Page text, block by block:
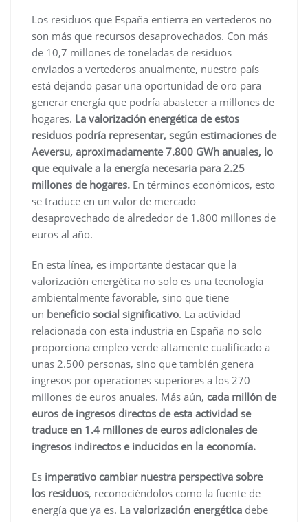
Los residuos que España entierra en vertederos no
son más que recursos desaprovechados. Con más
de 10,7 millones de toneladas de residuos
enviados a vertederos anualmente, nuestro país
está dejando pasar una oportunidad de oro para
generar energía que podría abastecer a millones de
hogares. La valorización energética de estos
residuos podría representar, según estimaciones de
Aeversu, aproximadamente 7.800 GWh anuales, lo
que equivale a la energía necesaria para 2.25
millones de hogares. En términos económicos, esto
se traduce en un valor de mercado
desaprovechado de alrededor de 1.800 millones de
euros al año.
En esta línea, es importante destacar que la
valorización energética no solo es una tecnología
ambientalmente favorable, sino que tiene
un beneficio social significativo. La actividad
relacionada con esta industria en España no solo
proporciona empleo verde altamente cualificado a
unas 2.500 personas, sino que también genera
ingresos por operaciones superiores a los 270
millones de euros anuales. Más aún, cada millón de
euros de ingresos directos de esta actividad se
traduce en 1.4 millones de euros adicionales de
ingresos indirectos e inducidos en la economía.
Es imperativo cambiar nuestra perspectiva sobre
los residuos, reconociéndolos como la fuente de
energía que ya es. La valorización energética debe